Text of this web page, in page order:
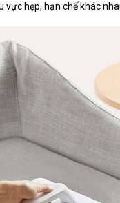
vực hẹp, hạn chế khác